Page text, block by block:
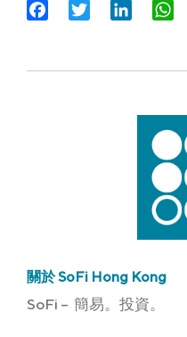
FacebookTwitter LinkedIn
關於 SoFi Hong Kong
SoFi – 簡易。投資。